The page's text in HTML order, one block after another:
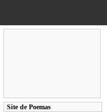
Site de Poemas